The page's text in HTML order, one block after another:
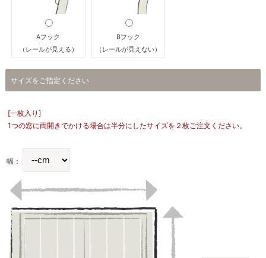
Aフック
（レールが見える）
Bフック
（レールが見えない）
サイズをご指定ください
[一枚入り]
1つの窓に両開きでかける場合は半分にしたサイズを２枚ご注文ください。
幅：